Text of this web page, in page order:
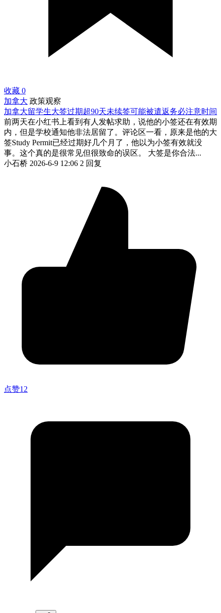
收藏 0
加拿大 政策观察
加拿大留学生大签过期超90天未续签可能被遣返务必注意时间
前两天在小红书上看到有人发帖求助，说他的小签还在有效期
内，但是学校通知他非法居留了。评论区一看，原来是他的大
签Study Permit已经过期好几个月了，他以为小签有效就没
事。这个真的是很常见但很致命的误区。 大签是你合法...
小石桥 2026-6-9 12:06 2 回复
点赞12